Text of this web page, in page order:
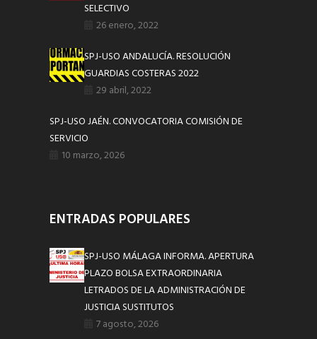
SELECTIVO
26 enero, 2022
SPJ-USO ANDALUCÍA. RESOLUCIÓN
GUARDIAS COSTERAS 2022
29 abril, 2022
SPJ-USO JAÉN. CONVOCATORIA COMISIÓN DE
SERVICIO
10 marzo, 2026
ENTRADAS POPULARES
SPJ-USO MÁLAGA INFORMA. APERTURA
PLAZO BOLSA EXTRAORDINARIA
LETRADOS DE LA ADMINISTRACIÓN DE
JUSTICIA SUSTITUTOS
7 agosto, 2026